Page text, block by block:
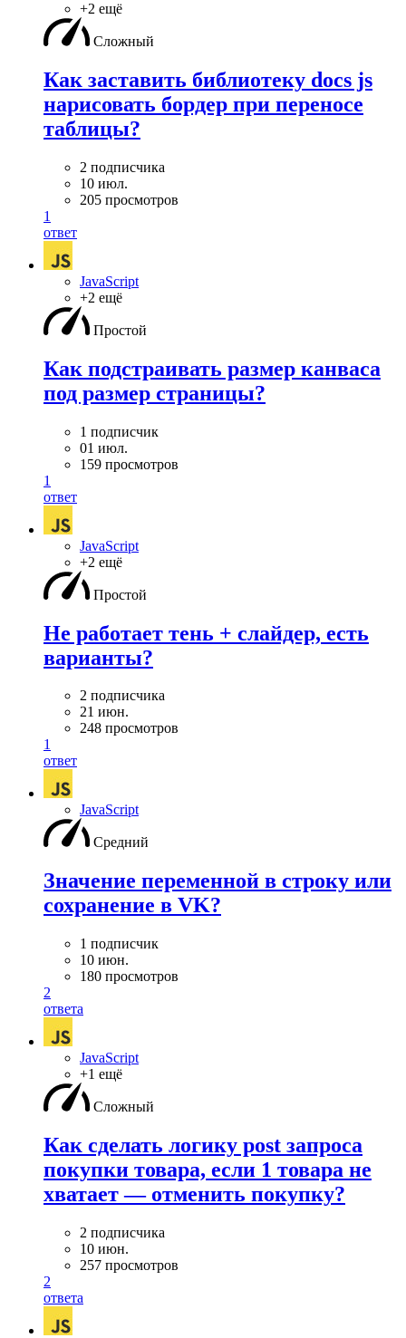
+2 ещё
Сложный
Как заставить библиотеку docs js
нарисовать бордер при переносе
таблицы?
2 подписчика
10 июл.
205 просмотров
1
ответ
JavaScript
+2 ещё
Простой
Как подстраивать размер канваса
под размер страницы?
1 подписчик
01 июл.
159 просмотров
1
ответ
JavaScript
+2 ещё
Простой
Не работает тень + слайдер, есть
варианты?
2 подписчика
21 июн.
248 просмотров
1
ответ
JavaScript
Средний
Значение переменной в строку или
сохранение в VK?
1 подписчик
10 июн.
180 просмотров
2
ответа
JavaScript
+1 ещё
Сложный
Как сделать логику post запроса
покупки товара, если 1 товара не
хватает — отменить покупку?
2 подписчика
10 июн.
257 просмотров
2
ответа